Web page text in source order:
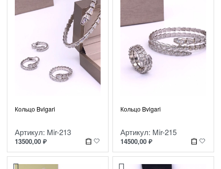
Кольцо Bvlgari
Артикул: Mir-213
13500,00 ₽
Кольцо Bvlgari
Артикул: Mir-215
14500,00 ₽